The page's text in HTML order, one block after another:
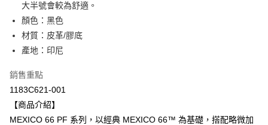
ATM付款
運送方式
每筆NT$80，滿NT$6,000(含以上)免運費
大半號會較為舒適。
顏色：黑色
材質：皮革/膠底
產地：印尼
銷售重點
1183C621-001
【商品介紹】
MEXICO 66 PF 系列，以經典 MEXICO 66™ 為基礎，搭配略微加